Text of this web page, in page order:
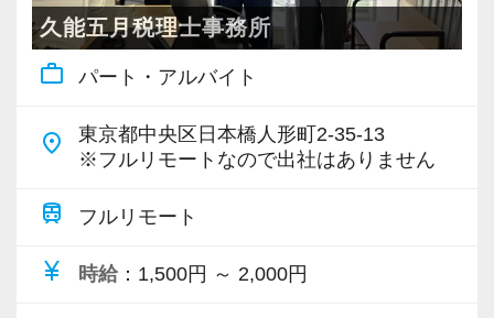
・全国14拠点で事業展開
・従業員240名以上に拡大
・会計・税務・財務・労務まで対応
・書籍購入費／研修費は全額会社負担
・資格取得を目指す社員が多数
久能五月税理士事務所
work_outline パート・アルバイト
place
東京都中央区日本橋人形町2-35-13
※フルリモートなので出社はありません
train フルリモート
currency_yen 時給 ：1,500円 ～ 2,000円